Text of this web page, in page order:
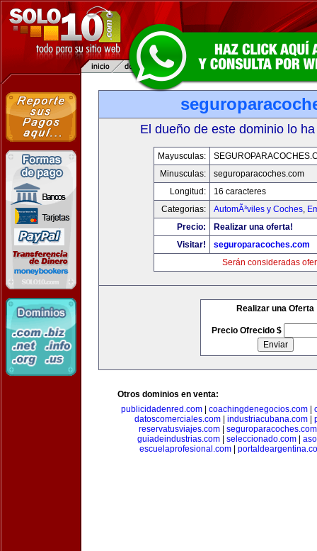
El dueño de este dominio lo
Mayusculas:
Minusculas:
seguroparacoches.com
Longitud:
16 caracteres
Categorias:
AutomÃ³viles y Coches,
Precio:
Realizar una oferta!
Visitar!
seguroparacoches.com
Serán consideradas
Realizar una Oferta
Precio Ofrecido $
Otros dominios en venta:
publicidadenred.com| coachingdenegocios.com|
datoscomerciales.com| industriacubana.com|
reservatusviajes.com| seguroparacoches.com
guiadeindustrias.com
seleccionado.com
escuelaprofesional.com